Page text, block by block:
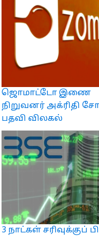
ஜொமாட்டோ இணை
நிறுவனர் அக்ரிதி
பதவி விலகல்
3 நாட்கள் சரிவுக்குப்